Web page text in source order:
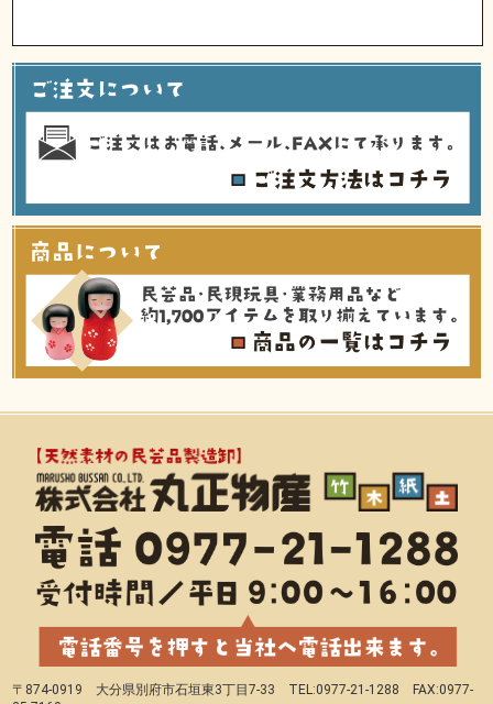
〒874-0919 大分県別府市石垣東3丁目7-33 TEL:0977-21-1288 FAX:0977-